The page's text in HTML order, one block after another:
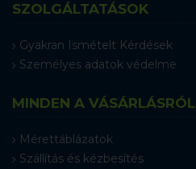
SZOLGÁLTATÁSOK
Gyakran Ismételt Kérdések
Személyes adatok védelme
MINDEN A VÁSÁRLÁSRÓL
Mérettáblázatok
Szállítás és kézbesítés